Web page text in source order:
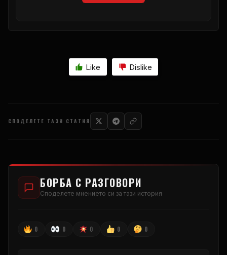
Like Dislike
СПОДЕЛЕТЕ ТАЗИ СТАТИЯ
БОРБА С РАЗГОВОРИ
Споделете мнението си за тази история
0 0 0 0 0